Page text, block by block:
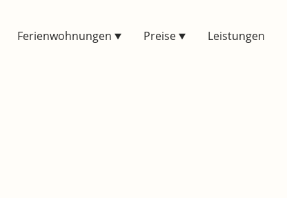
Ferienwohnungen Preise Leistungen